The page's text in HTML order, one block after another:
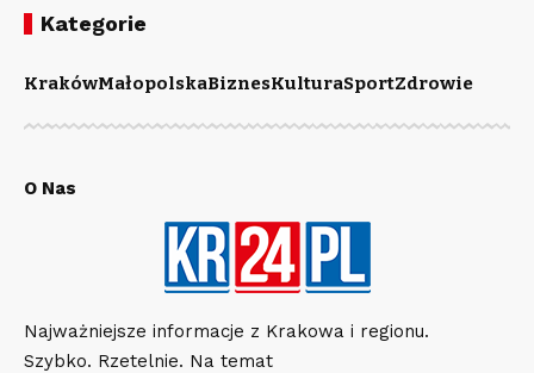
Kategorie
KrakówMałopolskaBiznesKulturaSportZdrowie
O Nas
Najważniejsze informacje z Krakowa i regionu.
Szybko. Rzetelnie. Na temat